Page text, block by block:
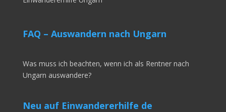
FAQ – Auswandern nach Ungarn
Was muss ich beachten, wenn ich als Rentner nach
Ungarn auswandere?
Neu auf Einwandererhilfe de